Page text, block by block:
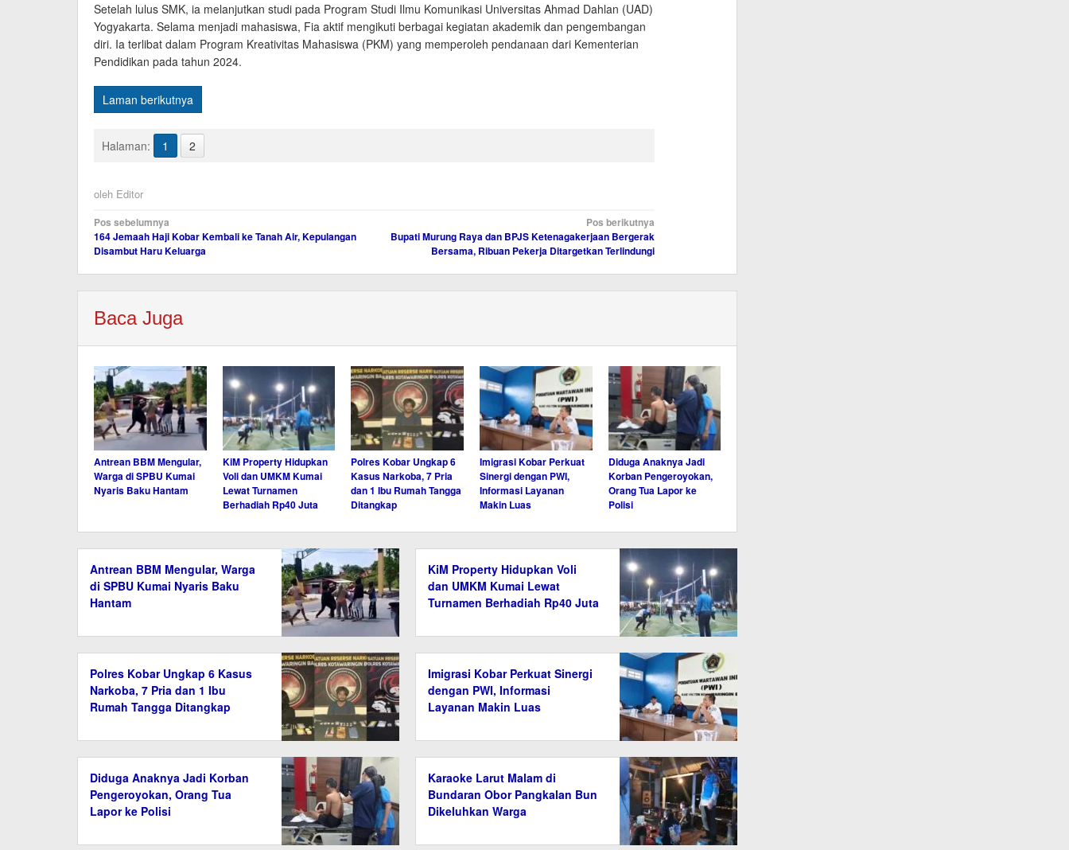
Setelah lulus SMK, ia melanjutkan studi pada Program Studi Ilmu Komunikasi Universitas Ahmad Dahlan (UAD)
Yogyakarta. Selama menjadi mahasiswa, Fia aktif mengikuti berbagai kegiatan akademik dan pengembangan
diri. Ia terlibat dalam Program Kreativitas Mahasiswa (PKM) yang memperoleh pendanaan dari Kementerian
Pendidikan pada tahun 2024.
Laman berikutnya
Halaman: 1 2
oleh Editor
Navigasi
pos
Pos sebelumnya
164 Jemaah Haji Kobar Kembali ke Tanah Air, Kepulangan
Disambut Haru Keluarga
Pos berikutnya
Bupati Murung Raya dan BPJS Ketenagakerjaan Bergerak
Bersama, Ribuan Pekerja Ditargetkan Terlindungi
Baca Juga
Antrean BBM Mengular,
Warga di SPBU Kumai
Nyaris Baku Hantam
KiM Property Hidupkan
Voli dan UMKM Kumai
Lewat Turnamen
Berhadiah Rp40 Juta
Polres Kobar Ungkap 6
Kasus Narkoba, 7 Pria
dan 1 Ibu Rumah Tangga
Ditangkap
Imigrasi Kobar Perkuat
Sinergi dengan PWI,
Informasi Layanan
Makin Luas
Diduga Anaknya Jadi
Korban Pengeroyokan,
Orang Tua Lapor ke
Polisi
Antrean BBM Mengular, Warga
di SPBU Kumai Nyaris Baku
Hantam
KiM Property Hidupkan Voli
dan UMKM Kumai Lewat
Turnamen Berhadiah Rp40 Juta
Polres Kobar Ungkap 6 Kasus
Narkoba, 7 Pria dan 1 Ibu
Rumah Tangga Ditangkap
Imigrasi Kobar Perkuat Sinergi
dengan PWI, Informasi
Layanan Makin Luas
Diduga Anaknya Jadi Korban
Pengeroyokan, Orang Tua
Lapor ke Polisi
Karaoke Larut Malam di
Bundaran Obor Pangkalan Bun
Dikeluhkan Warga